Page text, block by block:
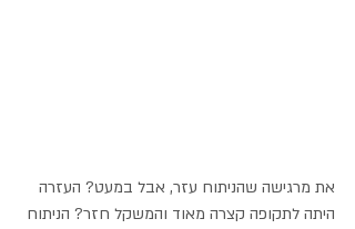
את מרגישה שהניתוח עזר, אבל במעט? העזרה
היתה לתקופה קצרה מאוד והמשקל חזר? הניתוח